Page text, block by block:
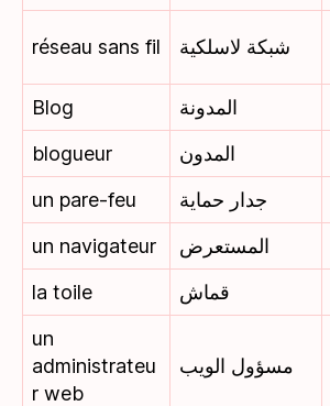
réseau sans fil شبكة لاسلكية
Blog
المدونة
blogueur
المدون
un pare-feu
جدار حماية
un navigateur
المستعرض
la toile
قماش
un
administrateu
r web
مسؤول الويب